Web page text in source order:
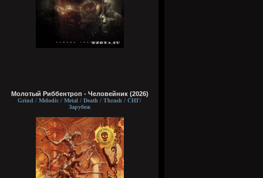
Молотый Риббентроп - Человейник (2026)
Grind / Melodic / Metal / Death / Thrash / СНГ/
Зарубеж